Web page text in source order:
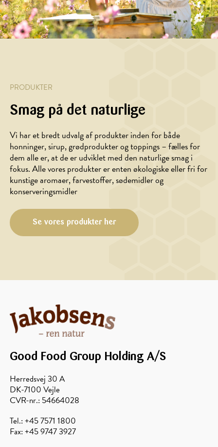
MORGENMAD
Havrepandekager
med
skyr
og
honning
DRIKKE
Honninglemonade
PRODUKTER
Smag på det naturlige
Vi har et bredt udvalg af produkter inden for både
honninger, sirup, grødprodukter og toppings – fælles for
dem alle er, at de er udviklet med den naturlige smag i
fokus. Alle vores produkter er enten økologiske eller fri for
kunstige aromaer, farvestoffer, sødemidler og
konserveringsmidler
Se vores produkter her
Good Food Group Holding A/S
Herredsvej 30 A
DK-7100 Vejle
CVR-nr.: 54664028
Tel.: +45 7571 1800
Fax: +45 9747 3927